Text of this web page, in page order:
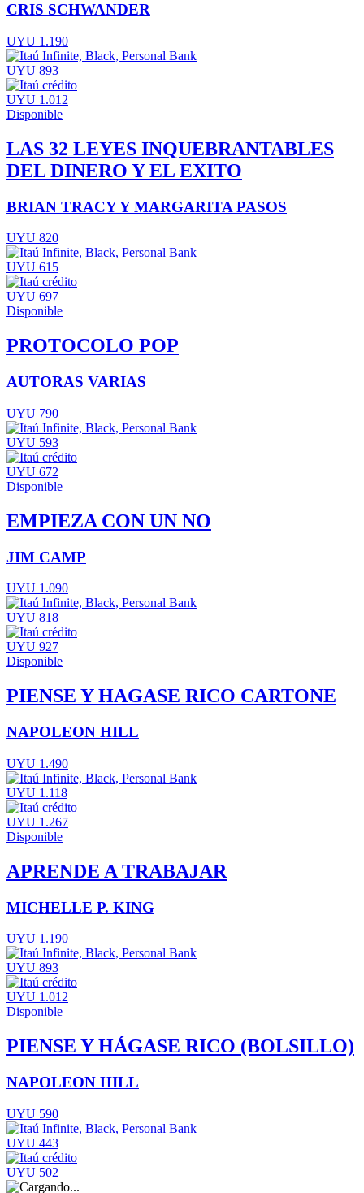
CRIS SCHWANDER
UYU 1.190
UYU 893
UYU 1.012
Disponible
LAS 32 LEYES INQUEBRANTABLES
DEL DINERO Y EL EXITO
BRIAN TRACY Y MARGARITA PASOS
UYU 820
UYU 615
UYU 697
Disponible
PROTOCOLO POP
AUTORAS VARIAS
UYU 790
UYU 593
UYU 672
Disponible
EMPIEZA CON UN NO
JIM CAMP
UYU 1.090
UYU 818
UYU 927
Disponible
PIENSE Y HAGASE RICO CARTONE
NAPOLEON HILL
UYU 1.490
UYU 1.118
UYU 1.267
Disponible
APRENDE A TRABAJAR
MICHELLE P. KING
UYU 1.190
UYU 893
UYU 1.012
Disponible
PIENSE Y HÁGASE RICO (BOLSILLO)
NAPOLEON HILL
UYU 590
UYU 443
UYU 502